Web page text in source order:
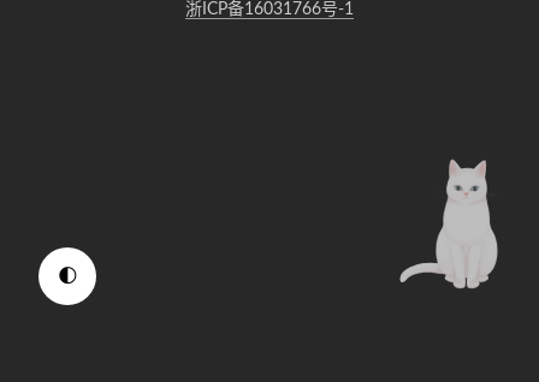
🌓
浙ICP备16031766号-1